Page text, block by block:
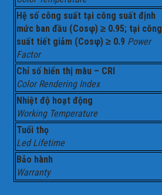
Hệ số công suất tại công suất định
mức ban đầu (Cosφ) ≥ 0.95; tại công
suất tiết giảm (Cosφ) ≥ 0.9 Power
Factor
Chỉ số hiển thị màu – CRI
Color Rendering Index
Nhiệt độ hoạt động
Working Temperature
Tuổi thọ
Led Lifetime
Bảo hành
Warranty